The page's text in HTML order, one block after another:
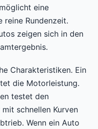
eine
Rundenzeit.
zeigen sich in den
Charakteristiken. Ein
die Motorleistung.
testet den
schnellen Kurven
Wenn ein Auto